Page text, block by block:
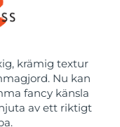
krämig textur
Nu kan
fancy känsla
av ett riktigt